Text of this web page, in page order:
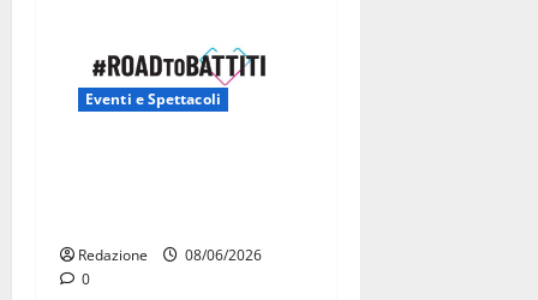
Eventi e Spettacoli
Redazione
08/06/2026
0